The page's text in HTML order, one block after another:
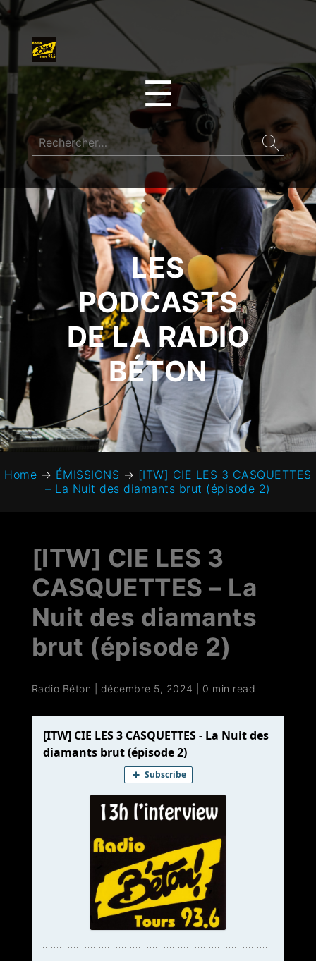
☰
LES
PODCASTS
DE LA RADIO
BÉTON
Home → ÉMISSIONS → [ITW] CIE LES 3 CASQUETTES
– La Nuit des diamants brut (épisode 2)
[ITW] CIE LES 3
CASQUETTES – La
Nuit des diamants
brut (épisode 2)
Radio Béton décembre 5, 2024 0 min read